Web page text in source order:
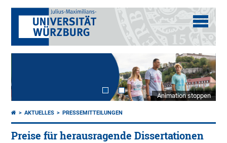
Animation stoppen
AKTUELLES PRESSEMITTEILUNGEN
Preise für herausragende Dissertationen